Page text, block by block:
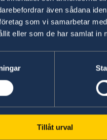
även sådana
som vi samarbetar
eller som de har samlat in
Tillåt urval
atSwedish Migration
for international
19 pandemic.